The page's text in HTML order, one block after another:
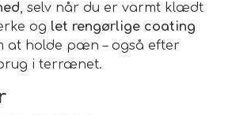
, selv når du er varmt klædt
og let rengørlige coating
at holde pæn – også efter
i terrænet.